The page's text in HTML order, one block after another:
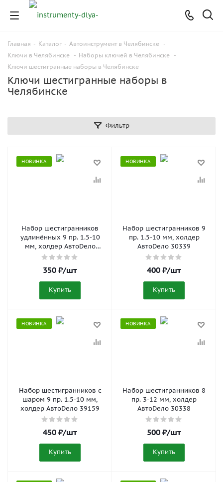
Главная - Каталог - Автоинструмент в Челябинске -
Ключи в Челябинске - Наборы ключей в Челябинске -
Ключи шестигранные наборы в Челябинске
Ключи шестигранные наборы в
Челябинске
Фильтр
НОВИНКА
Набор шестигранников
удлинённых 9 пр. 1.5-10
мм, холдер АвтоDело
30340
350 ₽/шт
Купить
НОВИНКА
Набор шестигранников 9
пр. 1.5-10 мм, холдер
АвтоDело 30339
400 ₽/шт
Купить
НОВИНКА
Набор шестигранников с
шаром 9 пр. 1.5-10 мм,
холдер АвтоDело 39159
450 ₽/шт
Купить
НОВИНКА
Набор шестигранников 8
пр. 3-12 мм, холдер
АвтоDело 30338
500 ₽/шт
Купить